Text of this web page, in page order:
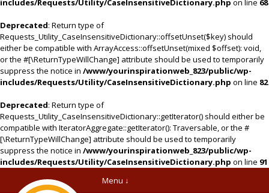
includes/Requests/Utility/CaseInsensitiveDictionary.php on line 68
Deprecated: Return type of
Requests_Utility_CaseInsensitiveDictionary::offsetUnset($key) should
either be compatible with ArrayAccess::offsetUnset(mixed $offset): void,
or the #[\ReturnTypeWillChange] attribute should be used to temporarily
suppress the notice in /www/yourinspirationweb_823/public/wp-
includes/Requests/Utility/CaseInsensitiveDictionary.php on line 82
Deprecated: Return type of
Requests_Utility_CaseInsensitiveDictionary::getIterator() should either be
compatible with IteratorAggregate::getIterator(): Traversable, or the #
[\ReturnTypeWillChange] attribute should be used to temporarily
suppress the notice in /www/yourinspirationweb_823/public/wp-
includes/Requests/Utility/CaseInsensitiveDictionary.php on line 91
Menu ↓